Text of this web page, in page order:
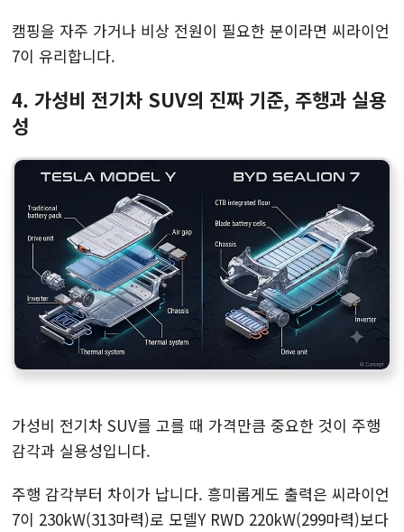
캠핑을 자주 가거나 비상 전원이 필요한 분이라면 씨라이언
7이 유리합니다.
4. 가성비 전기차 SUV의 진짜 기준, 주행과 실용
성
가성비 전기차 SUV를 고를 때 가격만큼 중요한 것이 주행
감각과 실용성입니다.
주행 감각부터 차이가 납니다. 흥미롭게도 출력은 씨라이언
7이 230kW(313마력)로 모델Y RWD 220kW(299마력)보다